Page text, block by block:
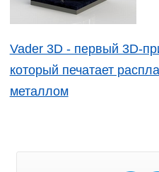
Vader 3D - первый 3D-
который печатает
металлом